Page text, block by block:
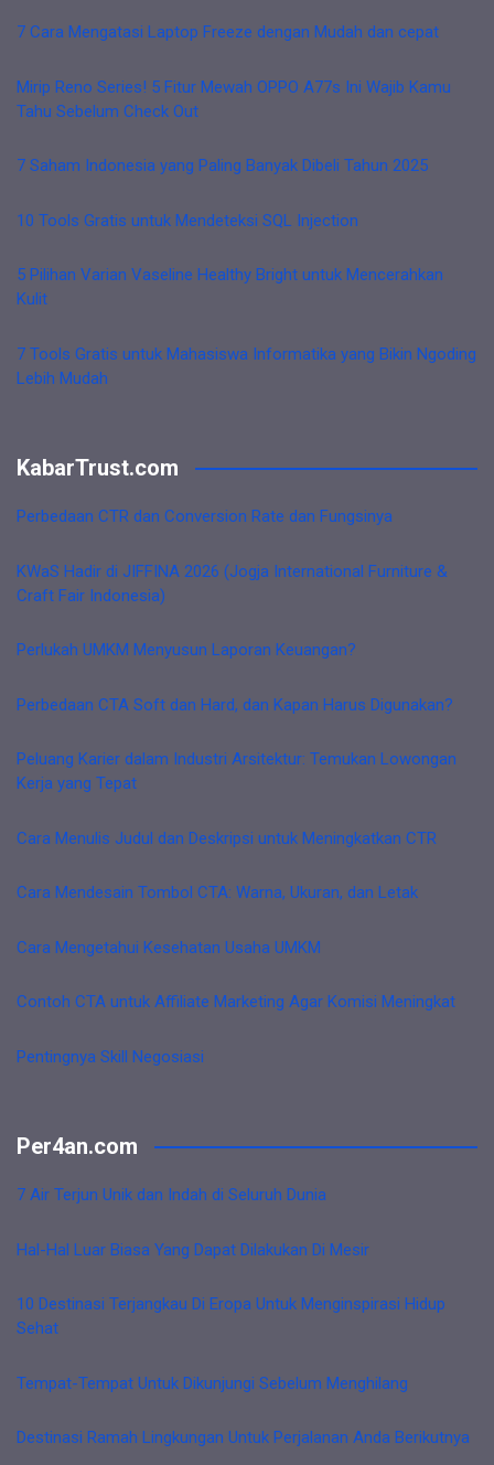
7 Cara Mengatasi Laptop Freeze dengan Mudah dan cepat
Mirip Reno Series! 5 Fitur Mewah OPPO A77s Ini Wajib Kamu
Tahu Sebelum Check Out
7 Saham Indonesia yang Paling Banyak Dibeli Tahun 2025
10 Tools Gratis untuk Mendeteksi SQL Injection
5 Pilihan Varian Vaseline Healthy Bright untuk Mencerahkan
Kulit
7 Tools Gratis untuk Mahasiswa Informatika yang Bikin Ngoding
Lebih Mudah
KabarTrust.com
Perbedaan CTR dan Conversion Rate dan Fungsinya
KWaS Hadir di JIFFINA 2026 (Jogja International Furniture &
Craft Fair Indonesia)
Perlukah UMKM Menyusun Laporan Keuangan?
Perbedaan CTA Soft dan Hard, dan Kapan Harus Digunakan?
Peluang Karier dalam Industri Arsitektur: Temukan Lowongan
Kerja yang Tepat
Cara Menulis Judul dan Deskripsi untuk Meningkatkan CTR
Cara Mendesain Tombol CTA: Warna, Ukuran, dan Letak
Cara Mengetahui Kesehatan Usaha UMKM
Contoh CTA untuk Affiliate Marketing Agar Komisi Meningkat
Pentingnya Skill Negosiasi
Per4an.com
7 Air Terjun Unik dan Indah di Seluruh Dunia
Hal-Hal Luar Biasa Yang Dapat Dilakukan Di Mesir
10 Destinasi Terjangkau Di Eropa Untuk Menginspirasi Hidup
Sehat
Tempat-Tempat Untuk Dikunjungi Sebelum Menghilang
Destinasi Ramah Lingkungan Untuk Perjalanan Anda Berikutnya